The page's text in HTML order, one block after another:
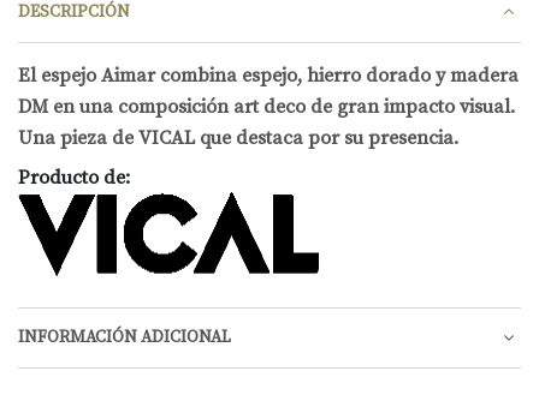
DESCRIPCIÓN
El espejo Aimar combina espejo, hierro dorado y madera
DM en una composición art deco de gran impacto visual.
Una pieza de VICAL que destaca por su presencia.
Producto de:
INFORMACIÓN ADICIONAL